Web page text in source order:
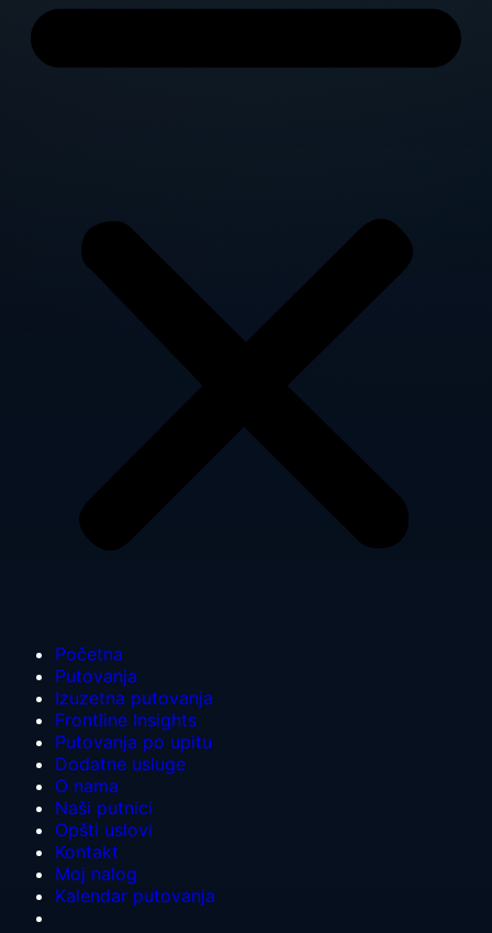
Početna
Putovanja
Izuzetna putovanja
Frontline Insights
Putovanja po upitu
Dodatne usluge
O nama
Naši putnici
Opšti uslovi
Kontakt
Moj nalog
Kalendar putovanja